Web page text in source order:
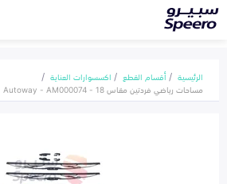
الرئيسية أقسام القطع
اكسسوارات العناية
مساحات رياضي فردتين مقاس 18 - Autoway - AM000074